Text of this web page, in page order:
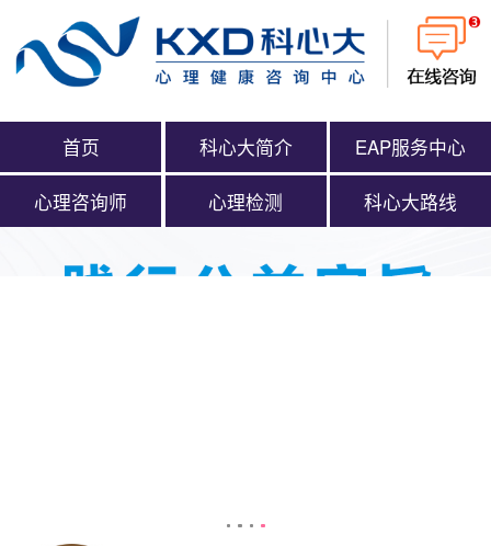
首页 科心大简介 EAP服务中心
心理咨询师 心理检测 科心大路线